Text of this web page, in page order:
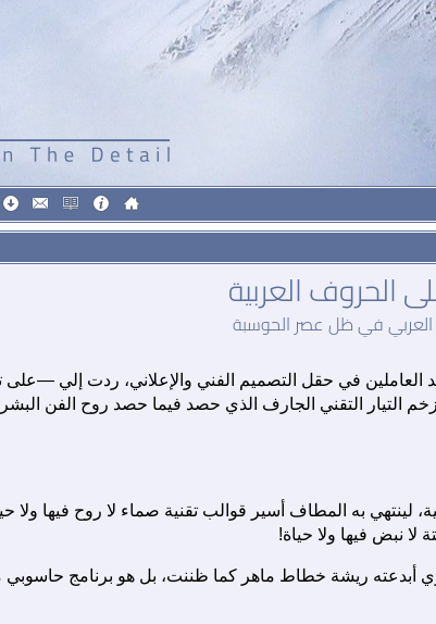
الحروف العربية
في ظل عصر الحوسبة
العاملين في حقل التصميم الفني والإعلاني، ردت إلي
التيار التقني الجارف الذي حصد فيما حصد روح الفن
لينتهي به المطاف أسير قوالب تقنية صماء لا روح فيها ولا
لا نبض فيها ولا حياة!
أبدعته ريشة خطاط ماهر كما ظننت، بل هو برنامج